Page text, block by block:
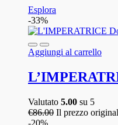
Esplora
-33%
Aggiungi al carrello
Valutato 5.00 su 5
€86.00 Il prezzo
-20%